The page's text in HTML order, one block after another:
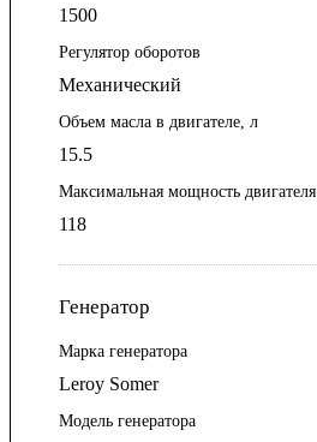
1500
Регулятор оборотов
Механический
Объем масла в двигателе, л
15.5
Максимальная мощность двигателя
118
Генератор
Марка генератора
Leroy Somer
Модель генератора